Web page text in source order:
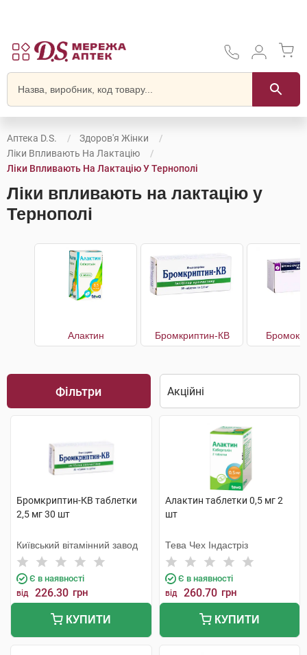
Аптека D.S.
Здоров'я Жінки
Ліки Впливають На Лактацію
Ліки Впливають На Лактацію У Тернополі
Ліки впливають на лактацію у
Тернополі
Алактин Бромкриптин-КВ
Фільтри
Бромкриптин-КВ таблетки
2,5 мг 30 шт
Київський вітамінний завод
Є в наявності
від 226.30 грн
КУПИТИ
Алактин таблетки 0,5 мг 2
шт
Тева Чех Індастріз
Є в наявності
від 260.70 грн
КУПИТИ